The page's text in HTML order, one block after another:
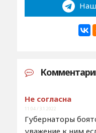
Наш
Не согласна
11:04 / 3.1.2022
Губернаторы